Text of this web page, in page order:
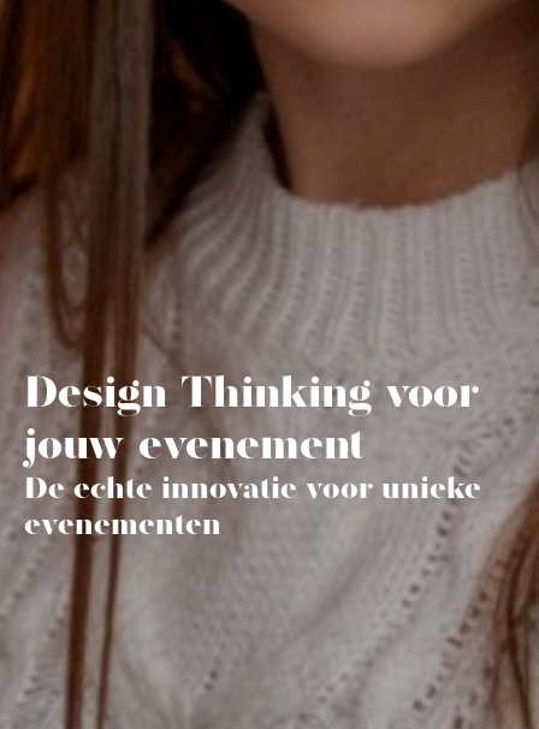
Design Thinking voor
jouw evenement
De echte innovatie voor unieke
evenementen